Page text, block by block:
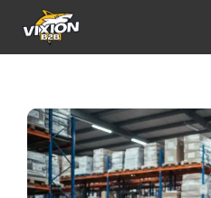
contenu